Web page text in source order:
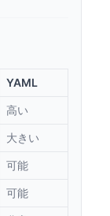
YAML
高い
大きい
可能
可能